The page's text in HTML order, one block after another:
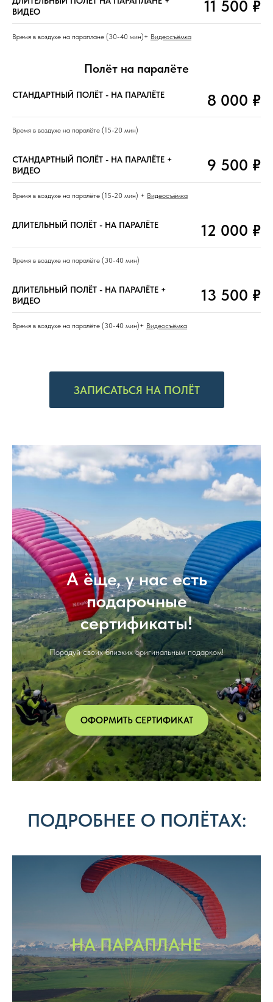
ВИДЕО
11 500 ₽
Время в воздухе на параплане (30-40 мин)+ Видеосъёмка
Полёт на паралёте
СТАНДАРТНЫЙ ПОЛЁТ - НА ПАРАЛЁТЕ 8 000 ₽
Время в воздухе на паралёте (15-20 мин)
СТАНДАРТНЫЙ ПОЛЁТ - НА ПАРАЛЁТЕ +
ВИДЕО
9 500 ₽
Время в воздухе на паралёте (15-20 мин) + Видеосъёмка
ДЛИТЕЛЬНЫЙ ПОЛЁТ - НА ПАРАЛЁТЕ 12 000 ₽
Время в воздухе на паралёте (30-40 мин)
ДЛИТЕЛЬНЫЙ ПОЛЁТ - НА ПАРАЛЁТЕ +
ВИДЕО
13 500 ₽
Время в воздухе на паралёте (30-40 мин)+ Видеосъёмка
ЗАПИСАТЬСЯ НА ПОЛЁТ
А ёще, у нас есть
подарочные
сертификаты!
Порадуй своих близких оригинальным подарком!
ОФОРМИТЬ СЕРТИФИКАТ
ПОДРОБНЕЕ О ПОЛЁТАХ:
НА ПАРАПЛАНЕ